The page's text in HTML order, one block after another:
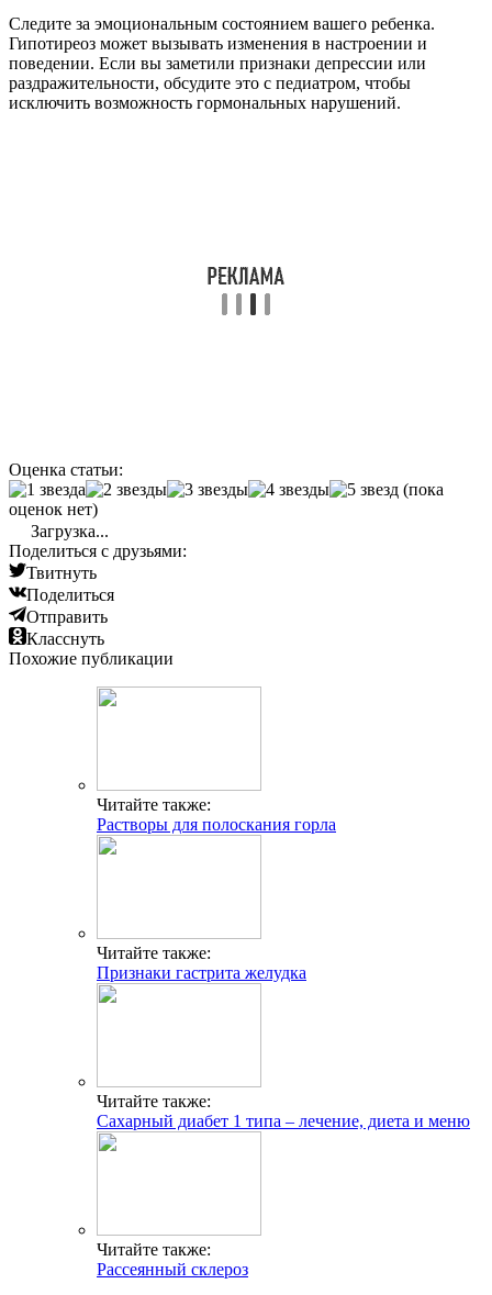
Следите за эмоциональным состоянием вашего ребенка.
Гипотиреоз может вызывать изменения в настроении и
поведении. Если вы заметили признаки депрессии или
раздражительности, обсудите это с педиатром, чтобы
исключить возможность гормональных нарушений.
Оценка статьи:
(пока
оценок нет)
Загрузка...
Поделиться с друзьями:
Твитнуть
Поделиться
Отправить
Класснуть
Похожие публикации
Читайте также:
Растворы для полоскания горла
Читайте также:
Признаки гастрита желудка
Читайте также:
Сахарный диабет 1 типа – лечение, диета и меню
Читайте также:
Рассеянный склероз